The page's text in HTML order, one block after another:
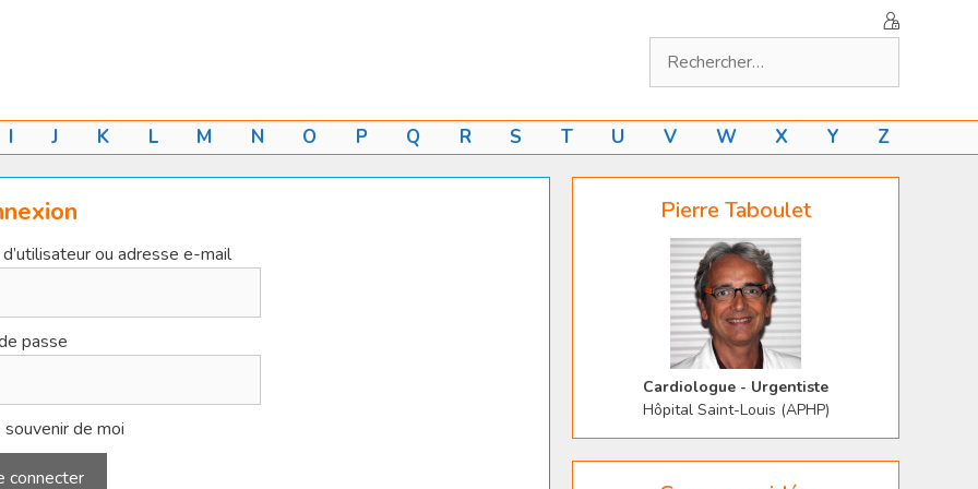
I J K L M N O P Q R S T U V W X Y Z
ou adresse e-mail
passe
souvenir de moi
Pierre Taboulet
Cardiologue - Urgentiste
Hôpital Saint-Louis (APHP)